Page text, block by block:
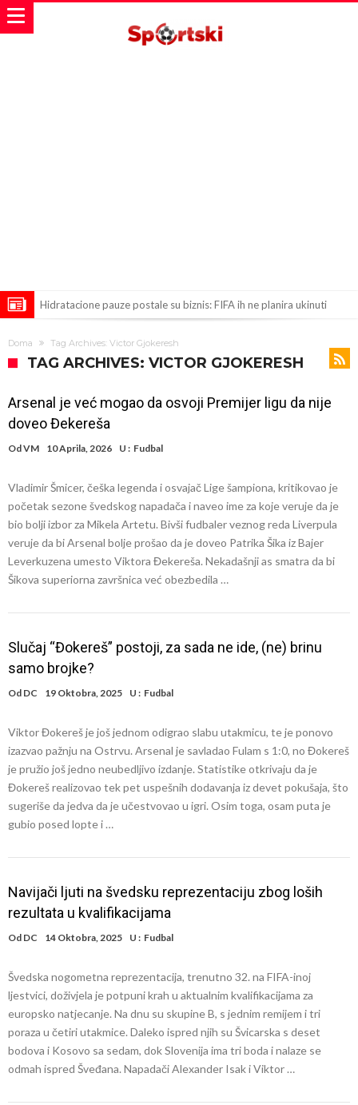
Hidratacione pauze postale su biznis: FIFA ih ne planira ukinuti
Infantino i ljubavnička veza: Kontroverzni detalji i novčana isplata iz
pravila
Arsenal za 138 miliona evra dovodi zvezdu Serie A?
forme odmah ispao
Jake Paul započinje rušenje UFC-a
Mudrik se vratio na teren nakon više od 600 dana. Odmah ide na
pozajmicu?
Real Madrid je doneo odluku: Endrick prelazi u Premijer ligu!
Doma Tag Archives: Victor Gjokeresh
TAG ARCHIVES: VICTOR GJOKERESH
Arsenal je već mogao da osvoji Premijer ligu da nije
doveo Đekereša
OdVM 10 Aprila, 2026 U : Fudbal
Vladimir Šmicer, češka legenda i osvajač Lige šampiona, kritikovao je
početak sezone švedskog napadača i naveo ime za koje veruje da je
bio bolji izbor za Mikela Artetu. Bivši fudbaler veznog reda Liverpula
veruje da bi Arsenal bolje prošao da je doveo Patrika Šika iz Bajer
Leverkuzena umesto Viktora Đekereša. Nekadašnji as smatra da bi
Šikova superiorna završnica već obezbedila …
Slučaj “Đokereš” postoji, za sada ne ide, (ne) brinu
samo brojke?
Od DC 19 Oktobra, 2025 U : Fudbal
Viktor Đokereš je još jednom odigrao slabu utakmicu, te je ponovo
izazvao pažnju na Ostrvu. Arsenal je savladao Fulam s 1:0, no Đokereš
je pružio još jedno neubedljivo izdanje. Statistike otkrivaju da je
Đokereš realizovao tek pet uspešnih dodavanja iz devet pokušaja, što
sugeriše da jedva da je učestvovao u igri. Osim toga, osam puta je
gubio posed lopte i …
Navijači ljuti na švedsku reprezentaciju zbog loših
rezultata u kvalifikacijama
Od DC 14 Oktobra, 2025 U : Fudbal
Švedska nogometna reprezentacija, trenutno 32. na FIFA-inoj
ljestvici, doživjela je potpuni krah u aktualnim kvalifikacijama za
europsko natjecanje. Na dnu su skupine B, s jednim remijem i tri
poraza u četiri utakmice. Daleko ispred njih su Švicarska s deset
bodova i Kosovo sa sedam, dok Slovenija ima tri boda i nalaze se
odmah ispred Šveđana. Napadači Alexander Isak i Viktor …